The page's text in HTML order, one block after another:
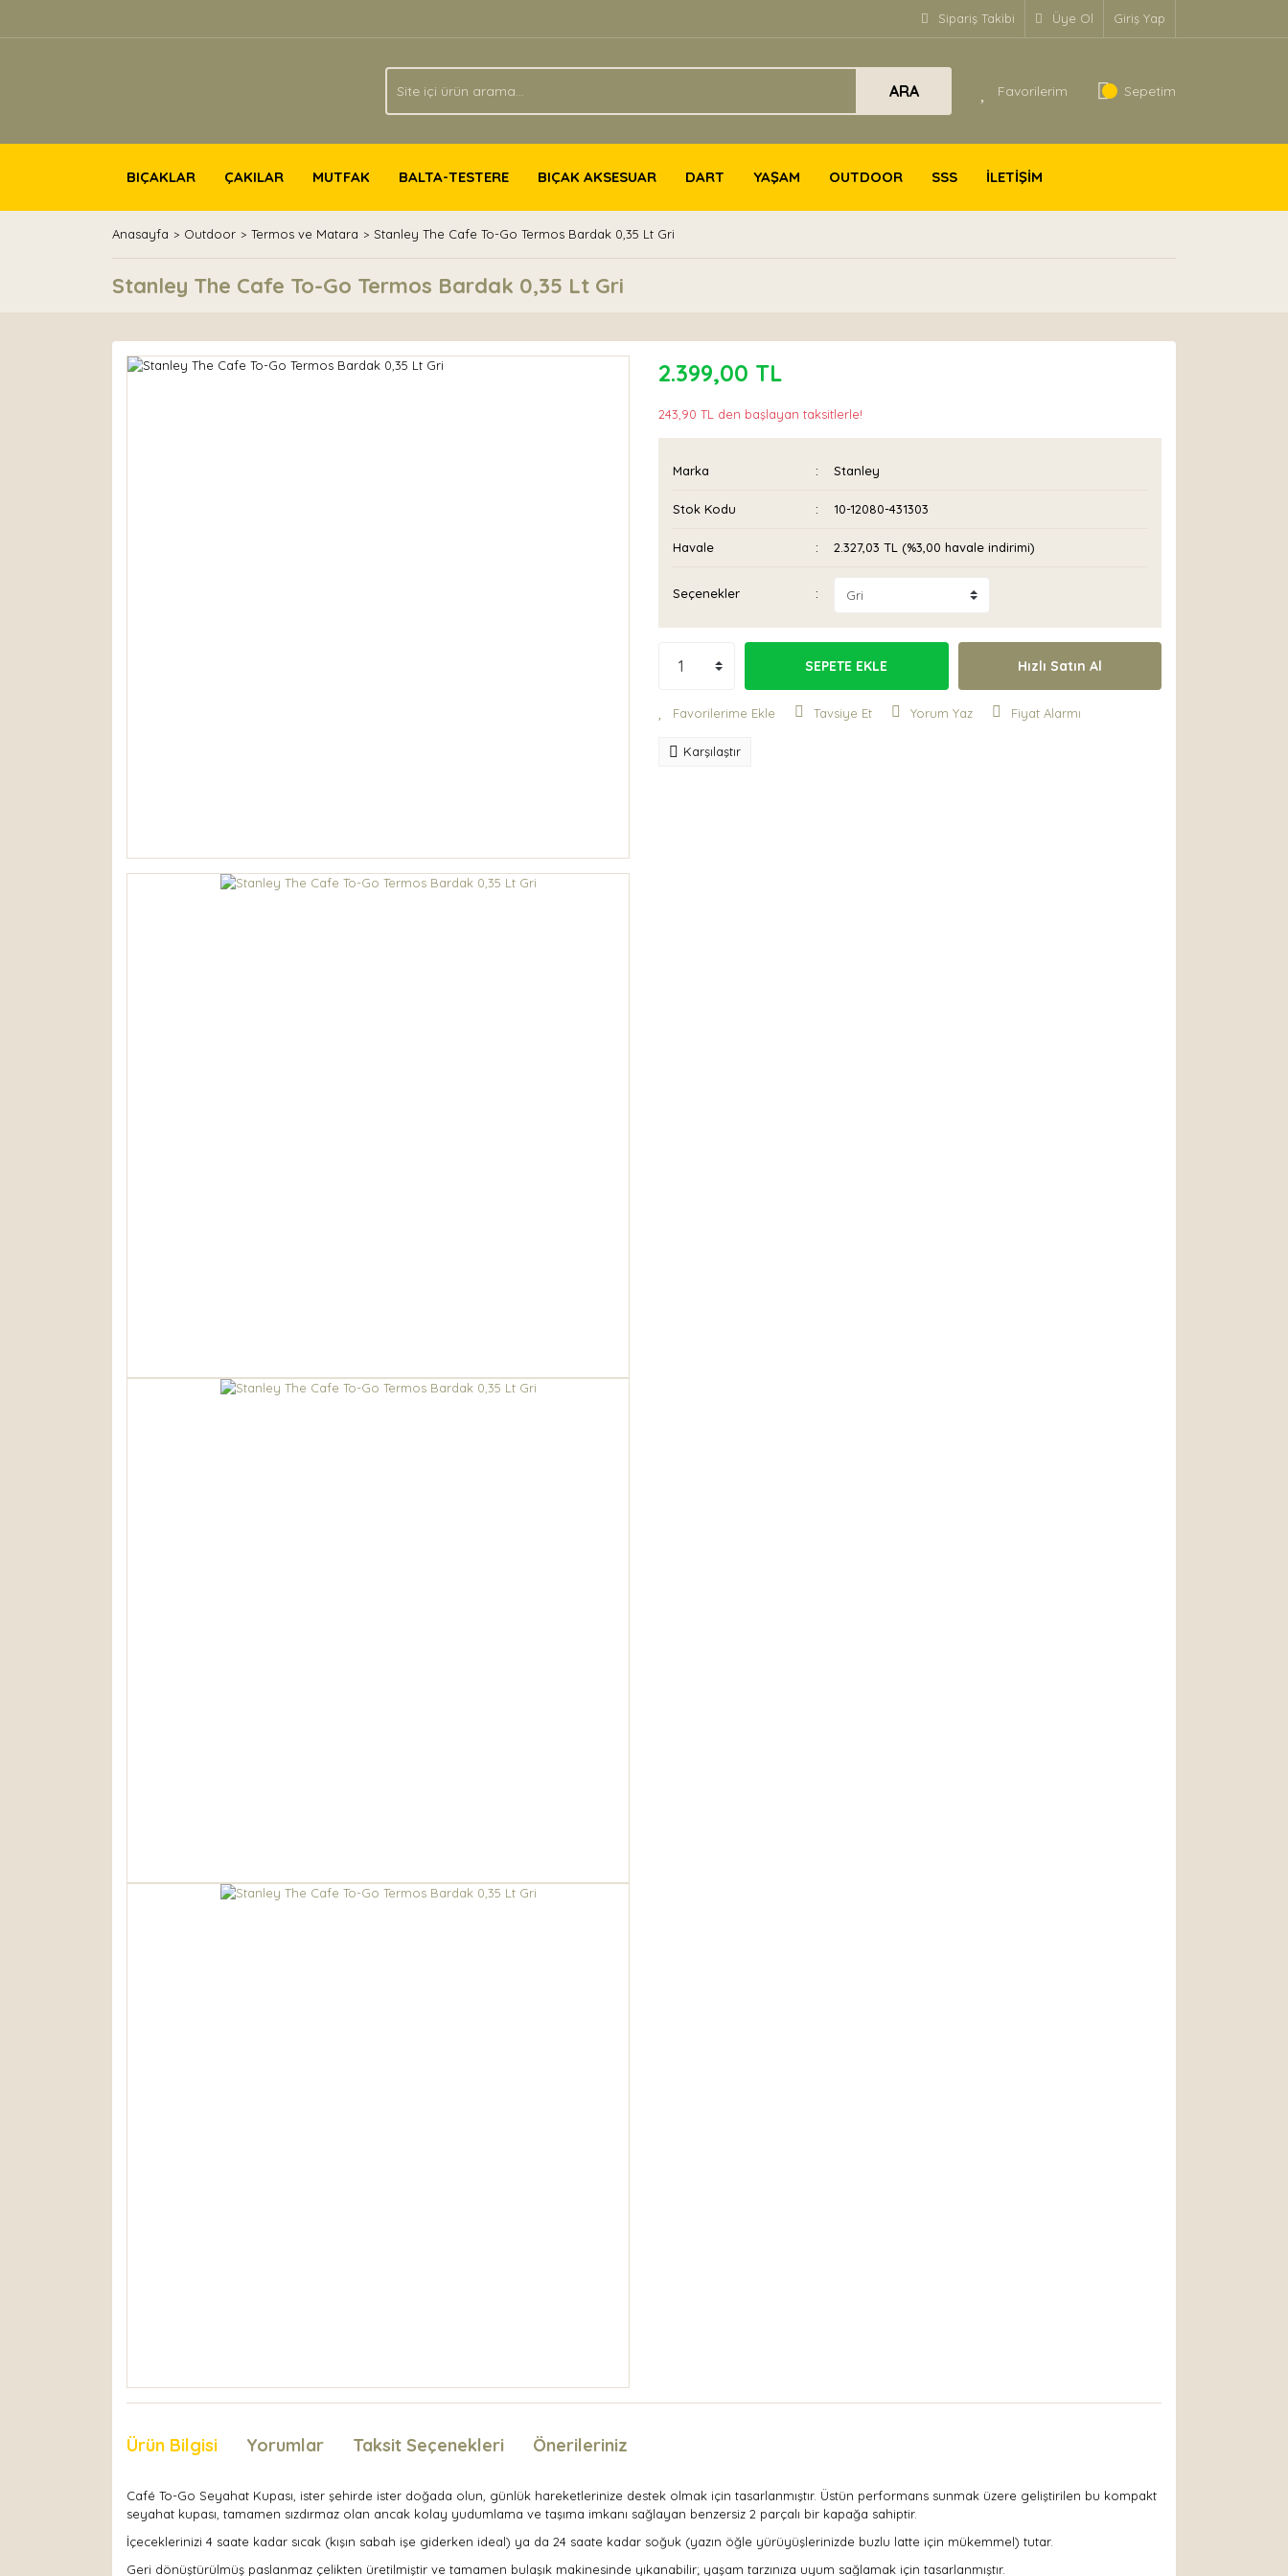
Sipariş Takibi Üye Ol Giriş Yap
ARA Favorilerim Sepetim
BIÇAKLAR ÇAKILAR MUTFAK BALTA-TESTERE BIÇAK AKSESUAR DART YAŞAM OUTDOOR SSS İLETİŞİM
Anasayfa Outdoor Termos ve Matara Stanley The Cafe To-Go Termos Bardak 0,35 Lt Gri
Stanley The Cafe To-Go Termos Bardak 0,35 Lt Gri
2.399,00 TL
243,90 TL den başlayan taksitlerle!
Marka Stanley
Stok Kodu 10-12080-431303
Havale 2.327,03 TL (%3,00 havale indirimi)
Seçenekler
SEPETE EKLE Hızlı Satın Al
Tavsiye Et Yorum Yaz Fiyat Alarmı
Karşılaştır
Ürün Bilgisi Yorumlar Taksit Seçenekleri Önerileriniz
Café To-Go Seyahat Kupası, ister şehirde ister doğada olun, günlük hareketlerinize destek olmak için tasarlanmıştır. Üstün performans sunmak üzere geliştirilen bu kompakt
seyahat kupası, tamamen sızdırmaz olan ancak kolay yudumlama ve taşıma imkanı sağlayan benzersiz 2 parçalı bir kapağa sahiptir.
İçeceklerinizi 4 saate kadar sıcak (kışın sabah işe giderken ideal) ya da 24 saate kadar soğuk (yazın öğle yürüyüşlerinizde buzlu latte için mükemmel) tutar.
Geri dönüştürülmüş paslanmaz çelikten üretilmiştir ve tamamen bulaşık makinesinde yıkanabilir; yaşam tarzınıza uyum sağlamak için tasarlanmıştır.